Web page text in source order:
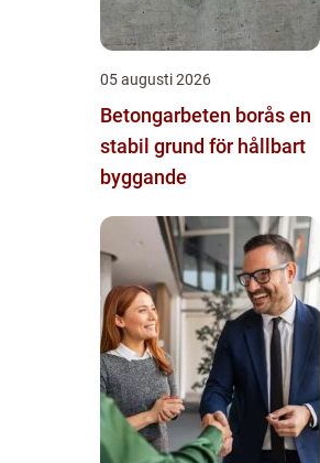
05 augusti 2026
Betongarbeten borås en
stabil grund för hållbart
byggande